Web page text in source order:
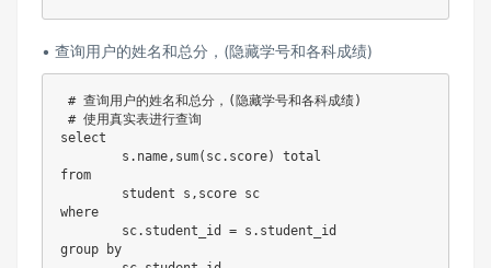
• 查询⽤户的姓名和总分，(隐藏学号和各科成绩)
# 查询用户的姓名和总分，(隐藏学号和各科成绩)
# 使用真实表进行查询
select
	s
. name, sum( sc. score)
from
	student s
,
where
	sc
. student_id = s .
group
by